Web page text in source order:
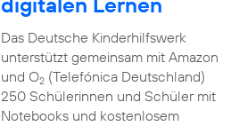
Das Deutsche Kinderhilfswerk
unterstützt gemeinsam mit Amazon
und O2(Telefónica Deutschland)
250 Schülerinnen und Schüler mit
Notebooks und kostenlosem